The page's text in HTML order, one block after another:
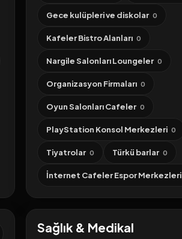
Gece kulüpleri ve diskolar 0
Kafeler Bistro Alanları 0
Nargile Salonları Loungeler 0
Organizasyon Firmaları 0
Oyun Salonları Cafeler 0
PlayStation Konsol Merkezleri 0
Tiyatrolar 0 Türkü barlar 0
İnternet Cafeler Espor Merkezleri
Sağlık & Medikal